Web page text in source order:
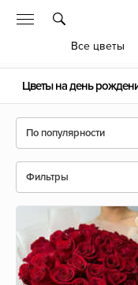
Все цветы
Цветы на день
По популярности
Фильтры